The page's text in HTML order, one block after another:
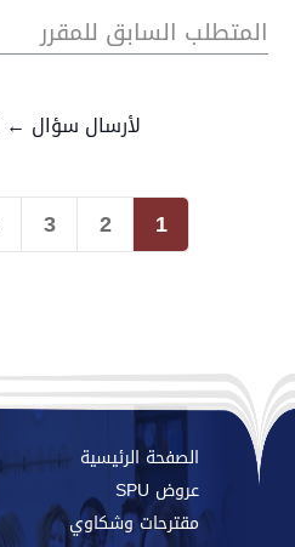
المتطلب السابق للمقرر
لأرسال سؤال ←
1
2
3
الصفحة الرئيسية
عروض SPU
مقترحات وشكاوي